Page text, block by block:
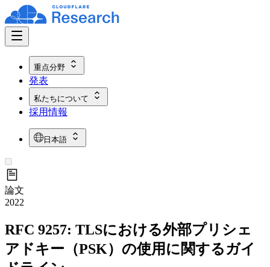
重点分野
発表
私たちについて
採用情報
日本語
論文
2022
RFC 9257: TLSにおける外部プリシェ
アドキー（PSK）の使用に関するガイ